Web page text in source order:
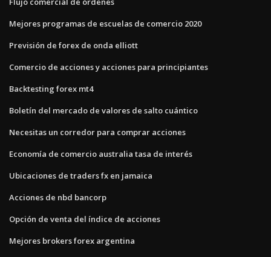
Mejores programas de escuelas de comercio 2020
Previsión de forex de onda elliott
Comercio de acciones y acciones para principiantes
Backtesting forex mt4
Boletín del mercado de valores de salto cuántico
Necesitas un corredor para comprar acciones
Economía de comercio australia tasa de interés
Ubicaciones de traders fx en jamaica
Acciones de nbd bancorp
Opción de venta del índice de acciones
Mejores brokers forex argentina